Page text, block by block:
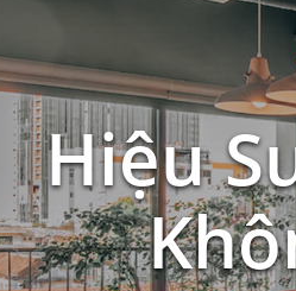
Hiệu